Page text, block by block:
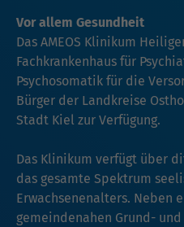
Vor allem Gesundheit
Das AMEOS Klinikum
Fachkrankenhaus für
Psychosomatik für die
Bürger der Landkreise
Stadt Kiel zur Verfügung.
Das Klinikum verfügt über
das gesamte Spektrum
Erwachsenenalters. Neben
gemeindenahen Grund-